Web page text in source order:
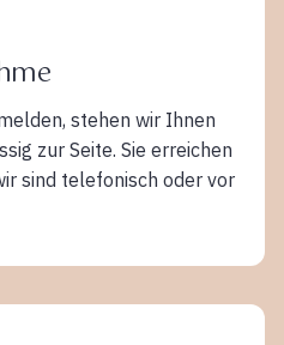
stehen wir Ihnen
zur Seite. Sie erreichen
sind telefonisch oder vor